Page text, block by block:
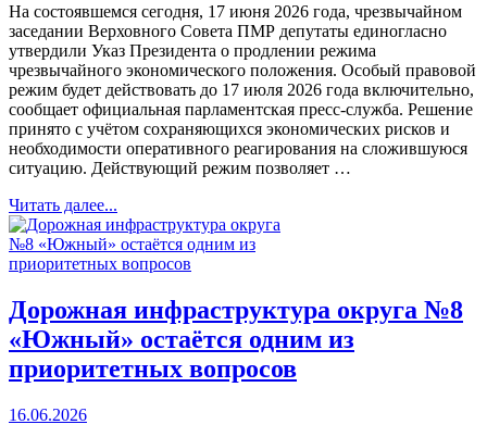
На состоявшемся сегодня, 17 июня 2026 года, чрезвычайном
заседании Верховного Совета ПМР депутаты единогласно
утвердили Указ Президента о продлении режима
чрезвычайного экономического положения. Особый правовой
режим будет действовать до 17 июля 2026 года включительно,
сообщает официальная парламентская пресс-служба. Решение
принято с учётом сохраняющихся экономических рисков и
необходимости оперативного реагирования на сложившуюся
ситуацию. Действующий режим позволяет …
Читать далее...
Дорожная инфраструктура округа №8
«Южный» остаётся одним из
приоритетных вопросов
16.06.2026